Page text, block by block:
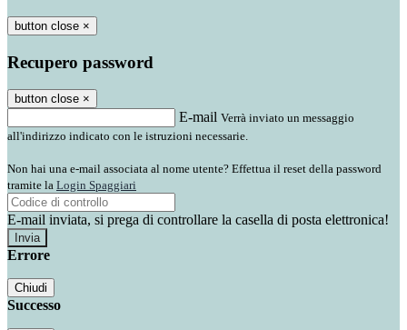
button close ×
Recupero password
button close ×
E-mail Verrà inviato un messaggio
all'indirizzo indicato con le istruzioni necessarie.
Non hai una e-mail associata al nome utente? Effettua il reset della password
tramite la Login Spaggiari
E-mail inviata, si prega di controllare la casella di posta elettronica!
Errore
Chiudi
Successo